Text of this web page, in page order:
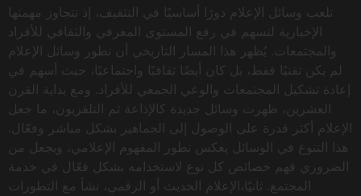
تلعب وسائل الإعلام دورًا أساسيًا في التثقيف، إذ تتجاوز مهمتها
الإخبارية لتسهم في رفع المستوى المعرفي والثقافي للأفراد
والمجتمعات. يُظهر هذا المسار التاريخي أن تطور وسائل الإعلام
لم يكن تقنيًا فقط، بل كان أيضًا ثقافيًا واجتماعيًا، حيث أسهم في
إعادة تشكيل المجتمعات والوعي الجمعي للأفراد. ومع بداية القرن
العشرين، ظهرت وسائل جديدة كالإذاعة ثم التلفزيون، ما جعل
الإعلام أكثر قدرة على الوصول إلى الجماهير بشكل مباشر وفعّال.
هذا التنوع في الوسائل يعكس تطور المفهوم الإعلامي، ويجعل من
الضروري فهم خصائص كل نوع لاستخدامه بشكل فعّال في خدمة
المجتمع. ثانيًا،الإعلام الحديث أو الرقمي، نشأ مع التطورات